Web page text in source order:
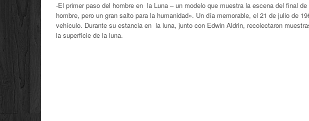
-El primer paso del hombre en la Luna – un modelo que muestra la escena del final
hombre, pero un gran salto para la humanidad». Un día memorable, el 21 de julio de
vehículo. Durante su estancia en la luna, junto con Edwin Aldrin, recolectaron
la superficie de la luna.